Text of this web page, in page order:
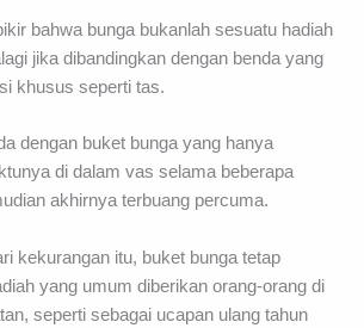
bahwa bunga bukanlah sesuatu hadiah
jika dibandingkan dengan benda yang
khusus seperti tas.
dengan buket bunga yang hanya
di dalam vas selama beberapa
akhirnya terbuang percuma.
kekurangan itu, buket bunga tetap
yang umum diberikan orang-orang di
seperti sebagai ucapan ulang tahun